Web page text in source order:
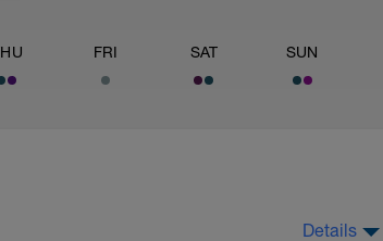
FRI SAT SUN
Details